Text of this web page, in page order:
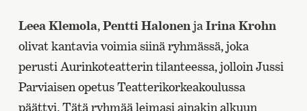
Leea Klemola,Pentti Halonen jaIrina Krohn
olivat kantavia voimia siinä ryhmässä, joka
perusti Aurinkoteatterin tilanteessa, jolloin Jussi
Parviaisen opetus Teatterikorkeakoulussa
päättyi. Tätä ryhmää leimasi ainakin alkuun